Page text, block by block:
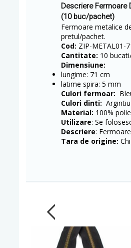
Descriere Fermoare
(10 buc/pachet)
Fermoare metalice
pretul/pachet.
Cod: ZIP-METAL01-
Cantitate: 10
Dimensiune:
lungime: 71 cm
latime spira: 5 mm
Culori fermoar:
Culori dinti: Argintiu
Material: 100%
Utilizare: Se
Descriere:
Tara de origine: